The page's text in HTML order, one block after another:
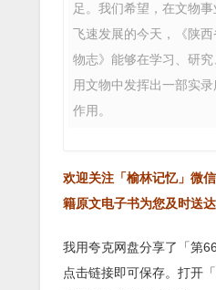
足。我们希望，在文物
飞速发展的今天，《陕西
物志》能够在学习、研
用文物中发挥出一部实
作用。
欢迎关注「榆林记忆」微
籍原文电子书为您及时送达
我用夸克网盘分享了「第
点击链接即可保存。打开